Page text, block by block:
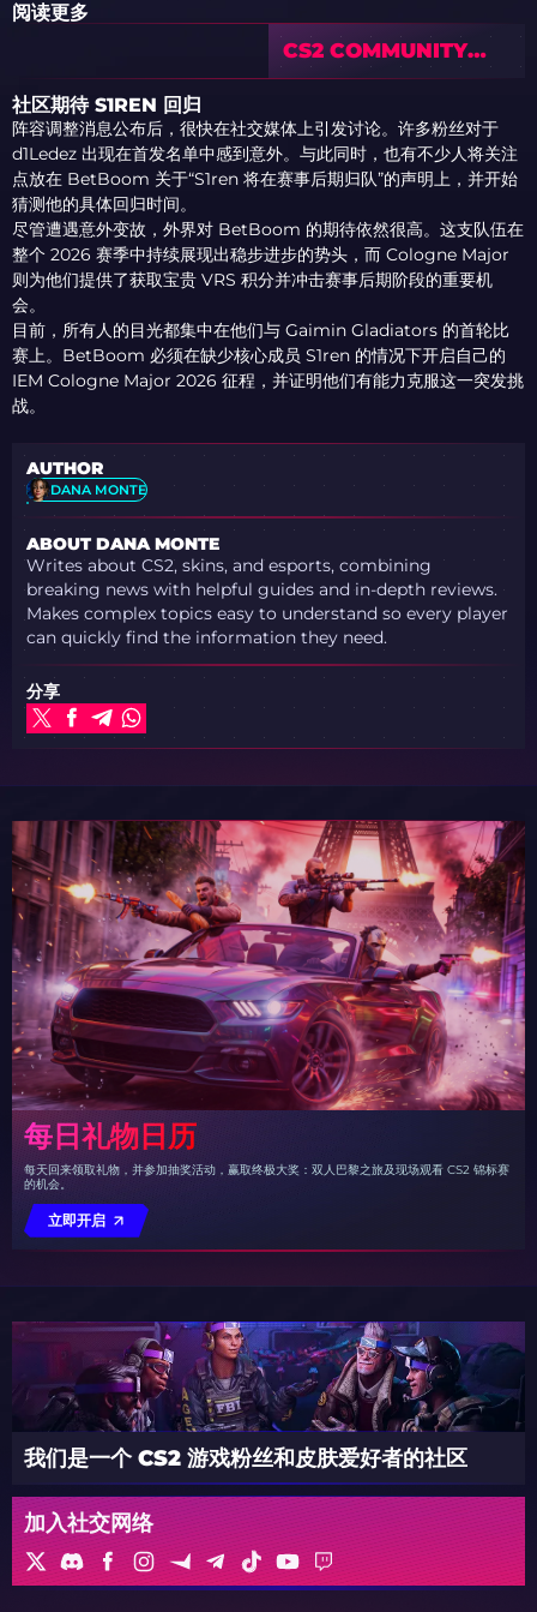
阅读更多
CS2 COMMUNITY
CLAIMS RECENT
GAME FEEL WORSE
社区期待 S1REN 回归
阵容调整消息公布后，很快在社交媒体上引发讨论。许多粉丝对于
d1Ledez 出现在首发名单中感到意外。与此同时，也有不少人将关注
点放在 BetBoom 关于“S1ren 将在赛事后期归队”的声明上，并开始
猜测他的具体回归时间。
尽管遭遇意外变故，外界对 BetBoom 的期待依然很高。这支队伍在
整个 2026 赛季中持续展现出稳步进步的势头，而 Cologne Major
则为他们提供了获取宝贵 VRS 积分并冲击赛事后期阶段的重要机
会。
目前，所有人的目光都集中在他们与 Gaimin Gladiators 的首轮比
赛上。BetBoom 必须在缺少核心成员 S1ren 的情况下开启自己的
IEM Cologne Major 2026 征程，并证明他们有能力克服这一突发挑
战。
AUTHOR
DANA MONTE
ABOUT DANA MONTE
Writes about CS2, skins, and esports, combining
breaking news with helpful guides and in-depth reviews.
Makes complex topics easy to understand so every player
can quickly find the information they need.
分享
每日礼物日历
每天回来领取礼物，并参加抽奖活动，赢取终极大奖：双人巴黎之旅及现场观看 CS2 锦标赛
的机会。
立即开启
我们是一个 CS2 游戏粉丝和皮肤爱好者的社区
加入社交网络